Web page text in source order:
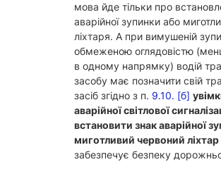
мова йде тільки про
аварійної зупинки або
ліхтаря. А при вимушеній
обмеженою оглядовістю
в одному напрямку) водій
засобу має позначити свій
засіб згідно з п. 9.10. [б]
аварійної світлової
встановити знак аварійної
миготливий червоний ліхтар
забезпечує безпеку